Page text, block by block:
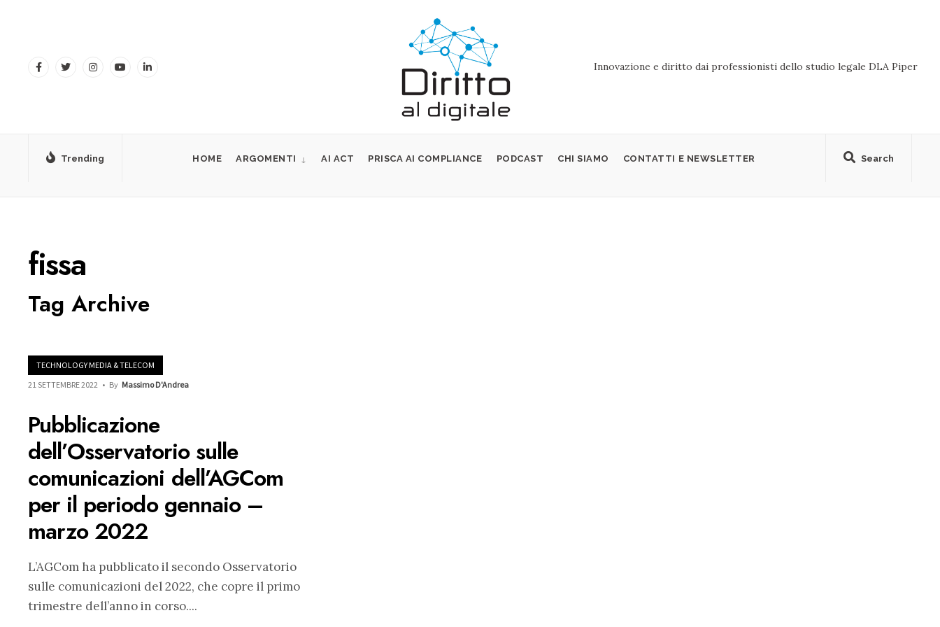
Innovazione e diritto dai professionisti dello studio legale DLA Piper
Trending Search
HOME ARGOMENTI AI ACT PRISCA AI COMPLIANCE PODCAST CHI SIAMO CONTATTI E NEWSLETTER
fissa
Tag Archive
TECHNOLOGY MEDIA & TELECOM
21 SETTEMBRE 2022 • By Massimo D'Andrea
Pubblicazione
dell’Osservatorio sulle
comunicazioni dell’AGCom
per il periodo gennaio –
marzo 2022
L’AGCom ha pubblicato il secondo Osservatorio
sulle comunicazioni del 2022, che copre il primo
trimestre dell’anno in corso....